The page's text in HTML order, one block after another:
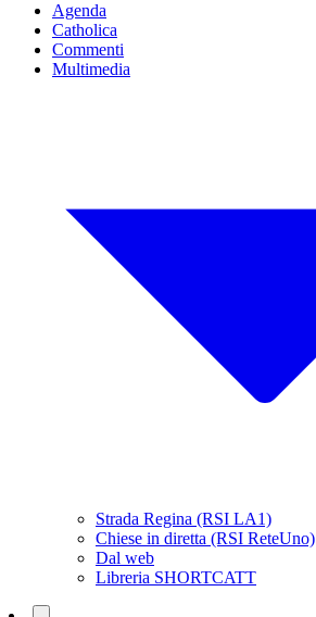
Agenda
Catholica
Commenti
Multimedia
Strada Regina (RSI LA1)
Chiese in diretta (RSI ReteUno)
Dal web
Libreria SHORTCATT